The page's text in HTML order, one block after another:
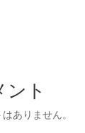
ント
ありません。